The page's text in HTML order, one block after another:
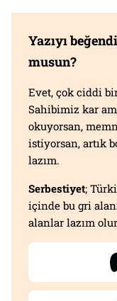
Yazıyı
musun?
Evet, çok ciddi
Sahibimiz kar
okuyorsan,
istiyorsan, artık
lazım.
Serbestiyet;
içinde bu gri
alanlar lazım